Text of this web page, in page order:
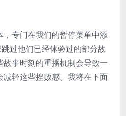
，专门在我们的暂停菜单中添
过他们已经体验过的部分故
事时刻的重播机制会导致一
减轻这些挫败感。我将在下面